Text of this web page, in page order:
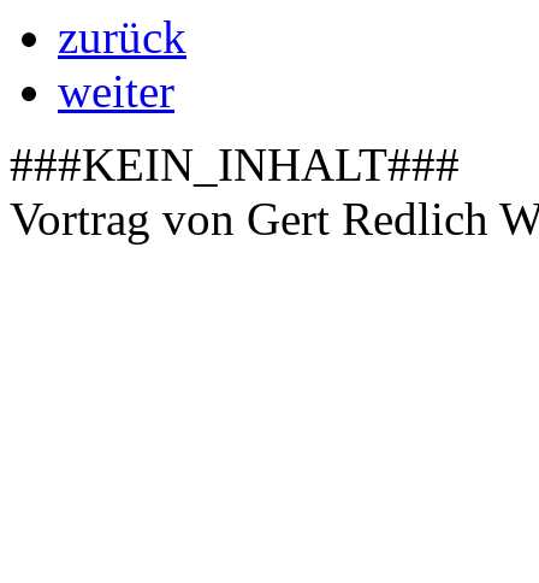
zurück
weiter
###KEIN_INHALT###
Vortrag von Gert Redlich